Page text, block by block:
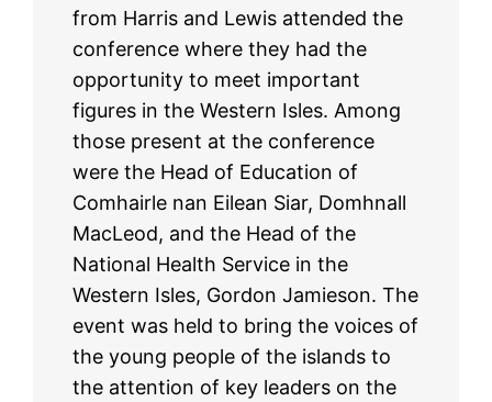
from Harris and Lewis attended the
conference where they had the
opportunity to meet important
figures in the Western Isles. Among
those present at the conference
were the Head of Education of
Comhairle nan Eilean Siar, Domhnall
MacLeod, and the Head of the
National Health Service in the
Western Isles, Gordon Jamieson. The
event was held to bring the voices of
the young people of the islands to
the attention of key leaders on the